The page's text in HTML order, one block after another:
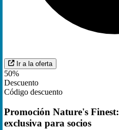
Ir a la oferta
50%
Descuento
Código descuento
Promoción Nature's Finest:
exclusiva para socios